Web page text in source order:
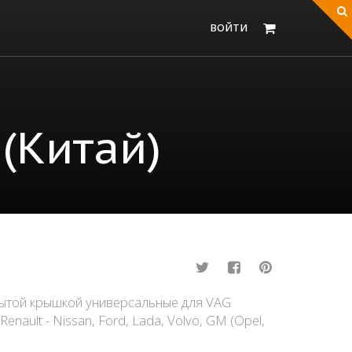
ВОЙТИ
крышкой универсальные для VAG
- Nissan, Ford, Lada, Volvo, GM (Opel,